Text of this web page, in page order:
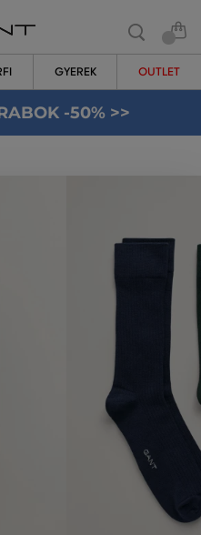
GYEREK OUTLET
-50% >>